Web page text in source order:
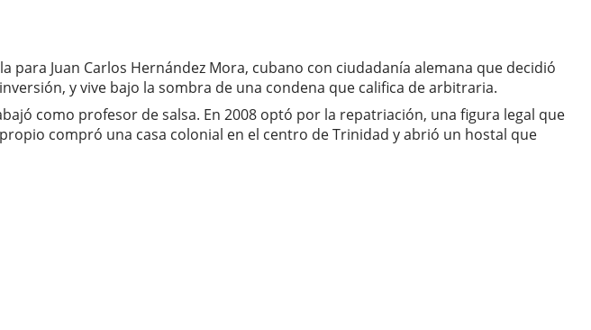
Juan Carlos Hernández Mora, cubano con ciudadanía alemana que decidió
y vive bajo la sombra de una condena que califica de arbitraria.
como profesor de salsa. En 2008 optó por la repatriación, una figura legal que
compró una casa colonial en el centro de Trinidad y abrió un hostal que